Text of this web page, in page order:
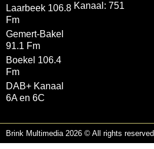
Laarbeek 106.8
Fm
Gemert-Bakel
91.1 Fm
Boekel 106.4
Fm
DAB+ Kanaal
6A en 6C
Kanaal: 751
Brink Multimedia 2026 © All rights reserved